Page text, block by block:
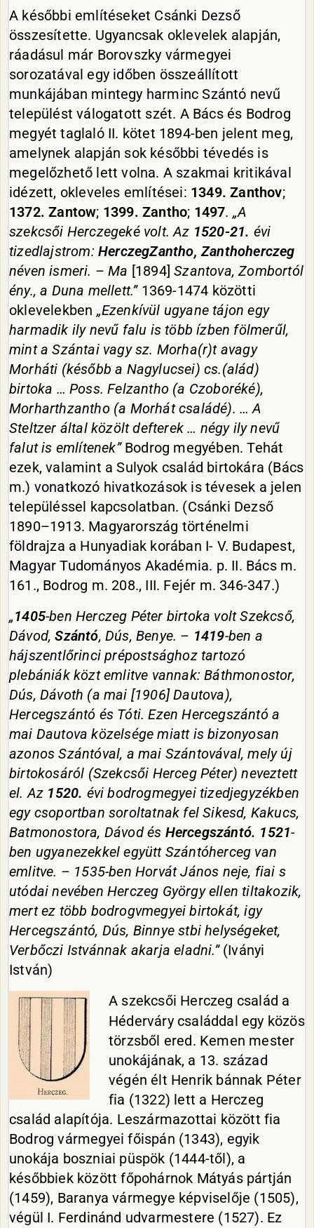
A későbbi említéseket Csánki Dezső
összesítette. Ugyancsak oklevelek alapján,
ráadásul már Borovszky vármegyei
sorozatával egy időben összeállított
munkájában mintegy harminc Szántó nevű
települést válogatott szét. A Bács és Bodrog
megyét taglaló II. kötet 1894-ben jelent meg,
amelynek alapján sok későbbi tévedés is
megelőzhető lett volna. A szakmai kritikával
idézett, okleveles említései: 1349. Zanthov;
1372. Zantow; 1399. Zantho; 1497. „A
szekcsői Herczegeké volt. Az 1520-21. évi
tizedlajstrom: HerczegZantho, Zanthoherczeg
néven ismeri. – Ma [1894]Szantova, Zombortól
ény., a Duna mellett.”1369-1474 közötti
oklevelekben „Ezenkívül ugyane tájon egy
harmadik ily nevű falu is több ízben fölmerűl,
mint a Szántai vagy sz. Morha(r)t avagy
Morháti (később a Nagylucsei) cs.(alád)
birtoka … Poss. Felzantho (a Czoboréké),
Morharthzantho (a Morhát családé). … A
Steltzer által közölt defterek … négy ily nevű
falut is említenek”Bodrog megyében. Tehát
ezek, valamint a Sulyok család birtokára (Bács
m.) vonatkozó hivatkozások is tévesek a jelen
településsel kapcsolatban. (Csánki Dezső
1890–1913. Magyarország történelmi
földrajza a Hunyadiak korában I- V. Budapest,
Magyar Tudományos Akadémia. p. II. Bács m.
161., Bodrog m. 208., III. Fejér m. 346-347.)
„1405-ben Herczeg Péter birtoka volt Szekcső,
Dávod,Szántó, Dús, Benye. – 1419-ben a
hájszentlőrinci prépostsághoz tartozó
plebániák közt emlitve vannak: Báthmonostor,
Dús, Dávoth (a mai [1906] Dautova),
Hercegszántó és Tóti. Ezen Hercegszántó a
mai Dautova közelsége miatt is bizonyosan
azonos Szántóval, a mai Szántovával, mely új
birtokosáról (Szekcsői Herceg Péter) neveztett
el. Az 1520. évi bodrogmegyei tizedjegyzékben
egy csoportban soroltatnak fel Sikesd, Kakucs,
Batmonostora, Dávod és Hercegszántó. 1521-
ben ugyanezekkel együtt Szántóherceg van
emlitve. – 1535-ben Horvát János neje, fiai s
utódai nevében Herczeg György ellen tiltakozik,
mert ez több bodrogvmegyei birtokát, igy
Hercegszántó, Dús, Binnye stbi helységeket,
Verbőczi Istvánnak akarja eladni.” (Iványi
István)
A szekcsői Herczeg család a
Héderváry családdal egy közös
törzsből ered. Kemen mester
unokájának, a 13. század
végén élt Henrik bánnak Péter
fia (1322) lett a Herczeg
család alapítója. Leszármazottai között fia
Bodrog vármegyei főispán (1343), egyik
unokája boszniai püspök (1444-től), a
későbbiek között főpohárnok Mátyás pártján
(1459), Baranya vármegye képviselője (1505),
végül I. Ferdinánd udvarmestere (1527). Ez